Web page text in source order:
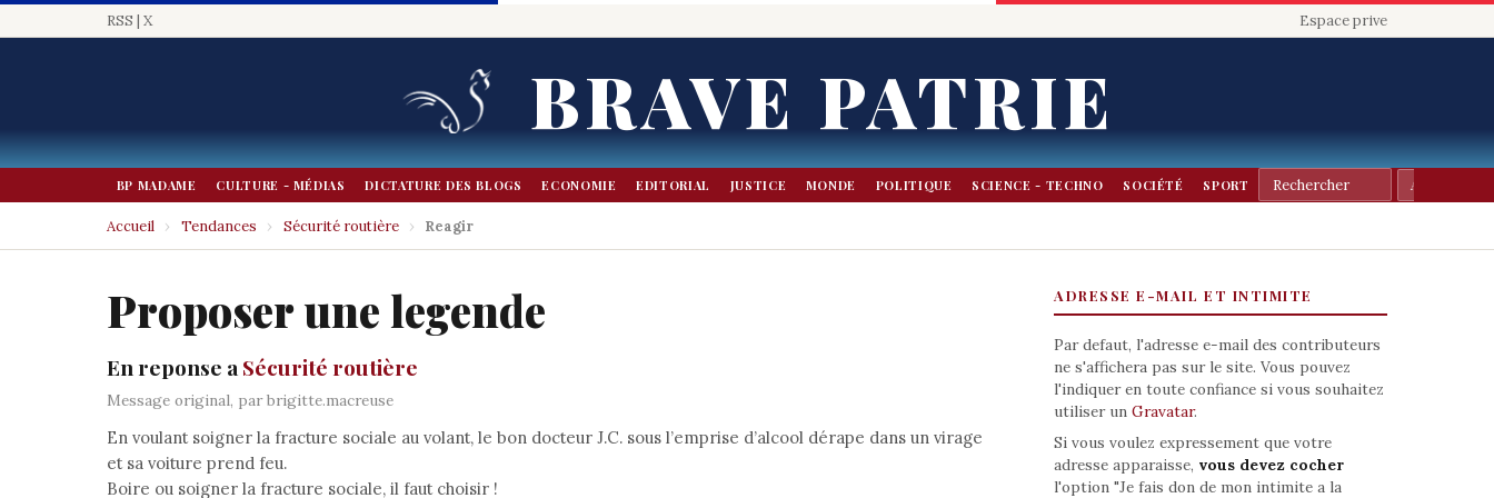
RSS | X Espace prive
BRAVE PATRIE
BP MADAME CULTURE - MÉDIAS DICTATURE DES BLOGS ECONOMIE EDITORIAL JUSTICE MONDE POLITIQUE SCIENCE - TECHNO SOCIÉTÉ SPORT
Accueil › Tendances › Sécurité routière › Reagir
Proposer une legende
En reponse aSécurité routière
Message original, par brigitte.macreuse
En voulant soigner la fracture sociale au volant, le bon docteur J.C. sous l’emprise d’alcool dérape dans un virage
et sa voiture prend feu.
Boire ou soigner la fracture sociale, il faut choisir !
ADRESSE E-MAIL ET INTIMITE
Par defaut, l'adresse e-mail des contributeurs
ne s'affichera pas sur le site. Vous pouvez
l'indiquer en toute confiance si vous souhaitez
utiliser un Gravatar.
Si vous voulez expressement que votre
adresse apparaisse, vous devez cocher
l'option "Je fais don de mon intimite a la